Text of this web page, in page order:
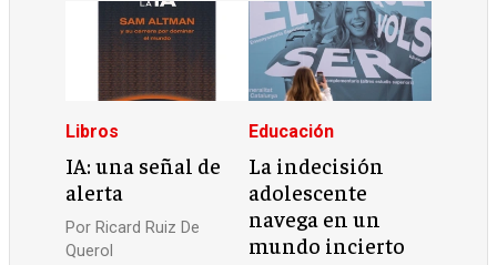
Libros
IA: una señal de
alerta
Por Ricard Ruiz De
Querol
Educación
La indecisión
adolescente
navega en un
mundo incierto